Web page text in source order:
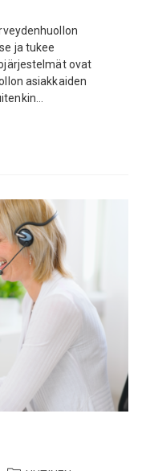
ja tukee
ovat
asiakkaiden